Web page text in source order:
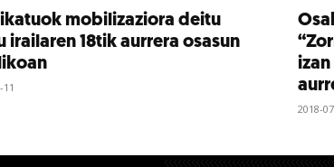
mobilizaziora deitu
irailaren 18tik aurrera osasun
2018-